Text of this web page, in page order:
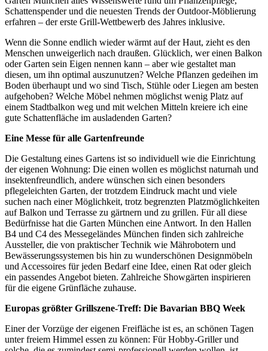
Schattenspender und die neuesten Trends der Outdoor-Möblierung
erfahren – der erste Grill-Wettbewerb des Jahres inklusive.
Wenn die Sonne endlich wieder wärmt auf der Haut, zieht es den
Menschen unweigerlich nach draußen. Glücklich, wer einen Balkon
oder Garten sein Eigen nennen kann – aber wie gestaltet man
diesen, um ihn optimal auszunutzen? Welche Pflanzen gedeihen im
Boden überhaupt und wo sind Tisch, Stühle oder Liegen am besten
aufgehoben? Welche Möbel nehmen möglichst wenig Platz auf
einem Stadtbalkon weg und mit welchen Mitteln kreiere ich eine
gute Schattenfläche im ausladenden Garten?
Eine Messe für alle Gartenfreunde
Die Gestaltung eines Gartens ist so individuell wie die Einrichtung
der eigenen Wohnung: Die einen wollen es möglichst naturnah und
insektenfreundlich, andere wünschen sich einen besonders
pflegeleichten Garten, der trotzdem Eindruck macht und viele
suchen nach einer Möglichkeit, trotz begrenzten Platzmöglichkeiten
auf Balkon und Terrasse zu gärtnern und zu grillen. Für all diese
Bedürfnisse hat die Garten München eine Antwort. In den Hallen
B4 und C4 des Messegeländes München finden sich zahlreiche
Aussteller, die von praktischer Technik wie Mährobotern und
Bewässerungssystemen bis hin zu wunderschönen Designmöbeln
und Accessoires für jeden Bedarf eine Idee, einen Rat oder gleich
ein passendes Angebot bieten. Zahlreiche Showgärten inspirieren
für die eigene Grünfläche zuhause.
Europas größter Grillszene-Treff: Die Bavarian BBQ Week
Einer der Vorzüge der eigenen Freifläche ist es, an schönen Tagen
unter freiem Himmel essen zu können: Für Hobby-Griller und